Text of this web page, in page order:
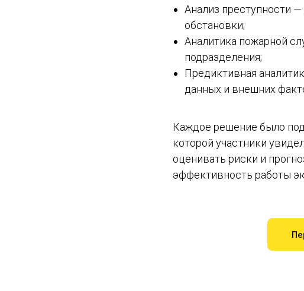
Анализ преступности
обстановки;
Аналитика пожарной
подразделения;
Предиктивная
данных и внешних
Каждое решение было
которой участники
оценивать риски и
эффективность работы